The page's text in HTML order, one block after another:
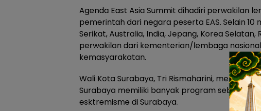
Agenda East Asia Summit dihadiri perwakilan
pemerintah dari negara peserta EAS. Selain 10
Serikat, Australia, India, Jepang, Korea Selatan,
perwakilan dari kementerian/lembaga
kemasyarakatan.
Wali Kota Surabaya, Tri Rismaharini,
Surabaya memiliki banyak program sebagai
esktremisme di Surabaya.